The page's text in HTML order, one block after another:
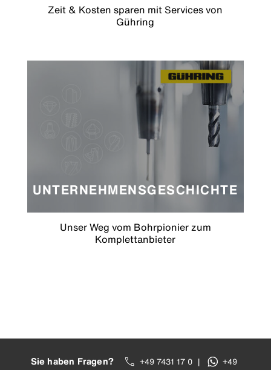
Zeit & Kosten sparen mit Services von
Gühring
UNTERNEHMENSGESCHICHTE
Unser Weg vom Bohrpionier zum
Komplettanbieter
Sie haben Fragen? +49 7431 17 0 | +49